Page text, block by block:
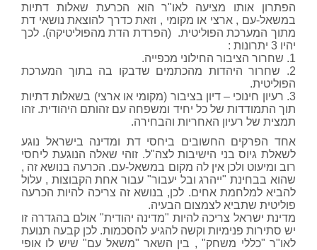
הפתרון אותו מציעה לאו"ר הוא הכרעת שאלות דתיות
במשאל-עם , ארצי או מקומי , וזאת כדרך להוצאת נושאי דת
מתוך המערכת הפוליטית. (הפרדת הדת מהפוליטיקה). לכך
יהיו 3 יתרונות :
1. שחרור הציבור החילוני מכפייה.
2. שחרור היהדות מהכתמים שדבקו בה בתוך המערכת
הפוליטית.
3. רעיון חינוכי – דיון בציבור (מקומי או ארצי) בשאלות דתיות
תוך התמודדות של כל יחיד ומשפחה עם זהותם היהודית. זהו
תמצית של רעיון האחריות והבחירה.
אחד הפרקים החשובים ביחסי דת ומדינה בישראל נוגע
לשאלת גיוס בני הישיבות לצה"ל. זוהי שאלה הנוגעת ליחסי
רוב ומיעוט ולכן אין לה מקום במשאל-עם. הכרעה בנושא זה ,
שהוא בבחינת "ייהרג ובל יעבור" עבור אחת הקבוצות , עלול
להביא למלחמת אחים. לכן, בנושא זה צריכה להיות הכרעה
פוליטית שתביא לצמצום הבעיה.
מדינת ישראל צריכה להיות "מדינה יהודית" אולם בהגדרה זו
יש סתירות פנימיות וקשה להגיע להסכמות. לכן קבעה תנועת
לאו"ר "כללי משחק" , בין השאר "משאל עם" שיש לו אופי